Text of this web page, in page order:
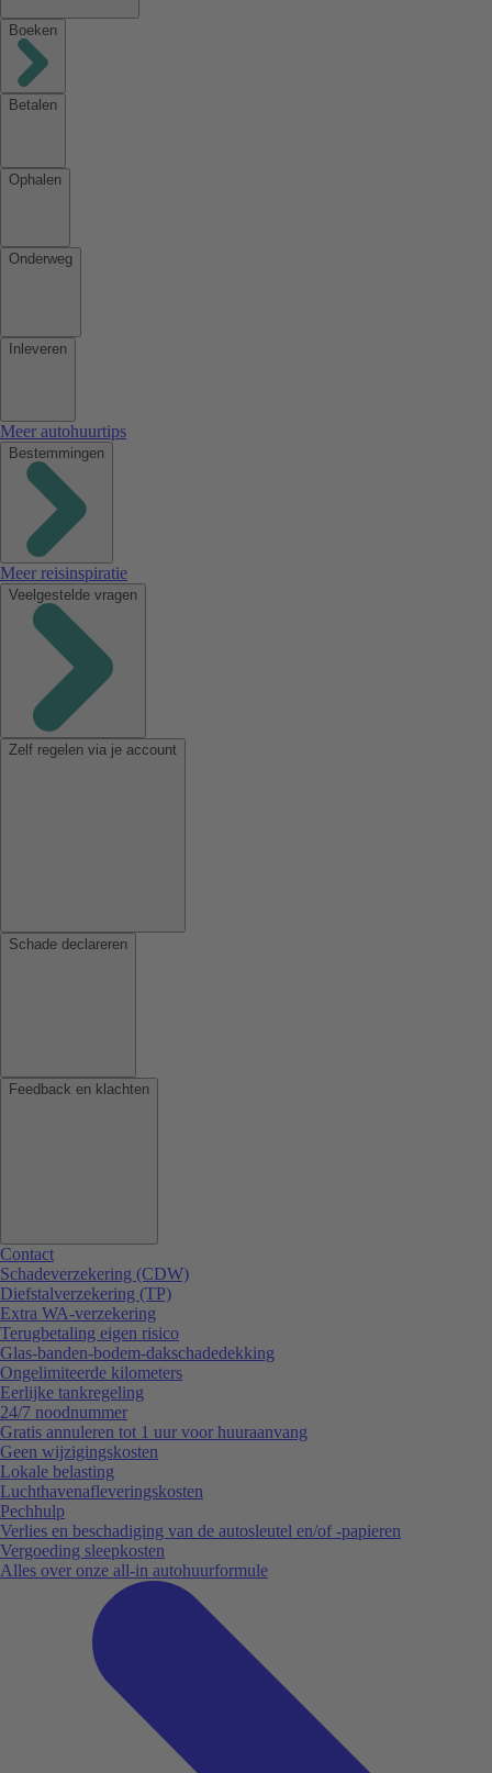
Boeken
Betalen
Ophalen
Onderweg
Inleveren
Meer autohuurtips
Bestemmingen
Meer reisinspiratie
Veelgestelde vragen
Zelf regelen via je account
Schade declareren
Feedback en klachten
Contact
Schadeverzekering (CDW)
Diefstalverzekering (TP)
Extra WA-verzekering
Terugbetaling eigen risico
Glas-banden-bodem-dakschadedekking
Ongelimiteerde kilometers
Eerlijke tankregeling
24/7 noodnummer
Gratis annuleren tot 1 uur voor huuraanvang
Geen wijzigingskosten
Lokale belasting
Luchthavenafleveringskosten
Pechhulp
Verlies en beschadiging van de autosleutel en/of -papieren
Vergoeding sleepkosten
Alles over onze all-in autohuurformule